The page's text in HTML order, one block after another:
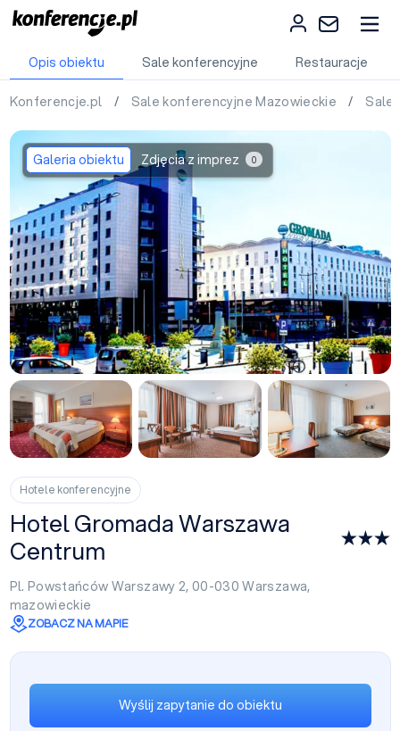
Opis obiektu Sale konferencyjne Restauracje
Konferencje.pl / Sale konferencyjne Mazowieckie / Sale
Galeria obiektu Zdjęcia z imprez 0
Hotele konferencyjne
Hotel Gromada Warszawa
Centrum
Pl. Powstańców Warszawy 2, 00-030Warszawa,
mazowieckie
ZOBACZ NA MAPIE
Wyślij zapytanie do obiektu